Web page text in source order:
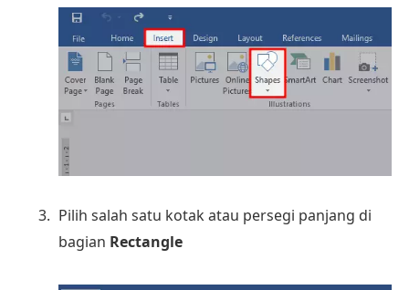
Pilih salah satu kotak atau persegi panjang di
bagian Rectangle